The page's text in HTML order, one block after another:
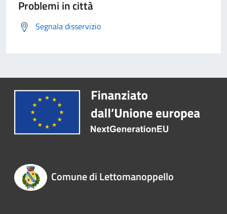
Problemi in città
Segnala disservizio
Comune di Lettomanoppello